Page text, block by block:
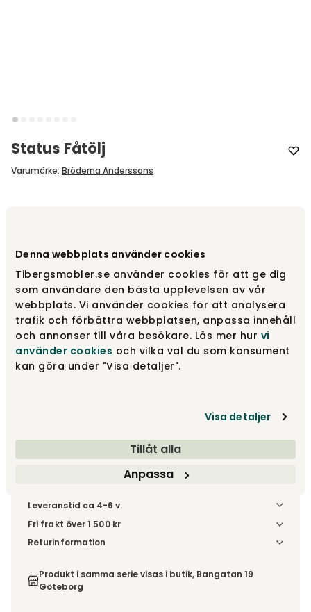
Denna webbplats använder cookies
Tibergsmobler.se använder cookies för att ge dig
som användare den bästa upplevelsen av vår
webbplats. Vi använder cookies för att analysera
trafik och förbättra webbplatsen, anpassa innehåll
och annonser till våra besökare. Läs mer hur vi
använder cookies och vilka val du som konsument
kan göra under "Visa detaljer".
Visa detaljer
Tillåt alla
Anpassa
Status Fåtölj
Varumärke: Bröderna Anderssons
Gör dina val
Rekommenderade tillval
Rekommenderade tillval
fr.28 740 kr
Leveranstid ca 4-6 v.
Fri frakt över 1 500 kr
Välj utförande via 'Gör dina val' för fraktinformation på din
Returinformation
inte av ångerrätten.
Produkt i samma serie visas i butik, Bangatan 19
Göteborg